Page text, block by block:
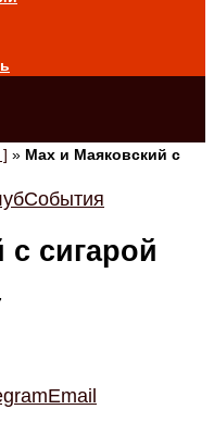
] » Max и Маяковский с
События
с сигарой
Email